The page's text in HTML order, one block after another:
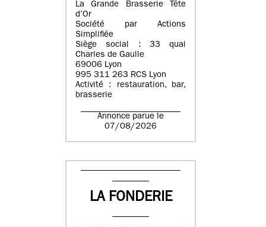
La Grande Brasserie Tête
d’Or
Société par Actions
Simplifiée
Siège social : 33 quai
Charles de Gaulle
69006 Lyon
995 311 263 RCS Lyon
Activité : restauration, bar,
brasserie
Annonce parue le
07/08/2026
LA FONDERIE